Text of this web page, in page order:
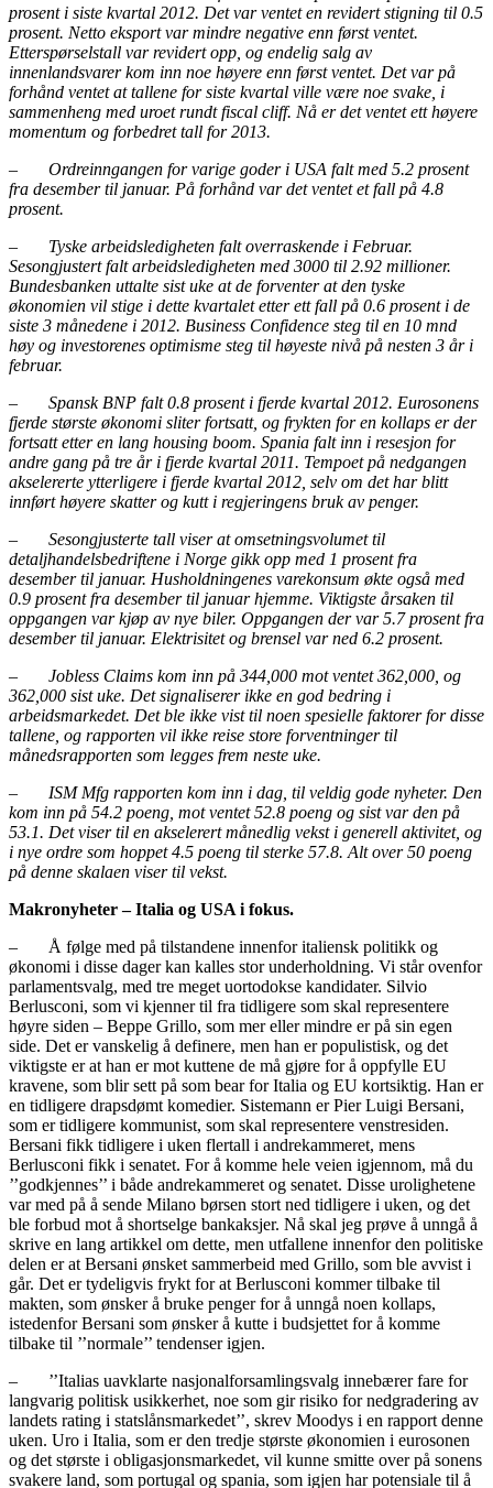
prosent i siste kvartal 2012. Det var ventet en revidert stigning til 0.5
prosent. Netto eksport var mindre negative enn først ventet.
Etterspørselstall var revidert opp, og endelig salg av
innenlandsvarer kom inn noe høyere enn først ventet. Det var på
forhånd ventet at tallene for siste kvartal ville være noe svake, i
sammenheng med uroet rundt fiscal cliff. Nå er det ventet ett høyere
momentum og forbedret tall for 2013.
– Ordreinngangen for varige goder i USA falt med 5.2 prosent
fra desember til januar. På forhånd var det ventet et fall på 4.8
prosent.
– Tyske arbeidsledigheten falt overraskende i Februar.
Sesongjustert falt arbeidsledigheten med 3000 til 2.92 millioner.
Bundesbanken uttalte sist uke at de forventer at den tyske
økonomien vil stige i dette kvartalet etter ett fall på 0.6 prosent i de
siste 3 månedene i 2012. Business Confidence steg til en 10 mnd
høy og investorenes optimisme steg til høyeste nivå på nesten 3 år i
februar.
– Spansk BNP falt 0.8 prosent i fjerde kvartal 2012. Eurosonens
fjerde største økonomi sliter fortsatt, og frykten for en kollaps er der
fortsatt etter en lang housing boom. Spania falt inn i resesjon for
andre gang på tre år i fjerde kvartal 2011. Tempoet på nedgangen
akselererte ytterligere i fjerde kvartal 2012, selv om det har blitt
innført høyere skatter og kutt i regjeringens bruk av penger.
– Sesongjusterte tall viser at omsetningsvolumet til
detaljhandelsbedriftene i Norge gikk opp med 1 prosent fra
desember til januar. Husholdningenes varekonsum økte også med
0.9 prosent fra desember til januar hjemme. Viktigste årsaken til
oppgangen var kjøp av nye biler. Oppgangen der var 5.7 prosent fra
desember til januar. Elektrisitet og brensel var ned 6.2 prosent.
– Jobless Claims kom inn på 344,000 mot ventet 362,000, og
362,000 sist uke. Det signaliserer ikke en god bedring i
arbeidsmarkedet. Det ble ikke vist til noen spesielle faktorer for disse
tallene, og rapporten vil ikke reise store forventninger til
månedsrapporten som legges frem neste uke.
– ISM Mfg rapporten kom inn i dag, til veldig gode nyheter. Den
kom inn på 54.2 poeng, mot ventet 52.8 poeng og sist var den på
53.1. Det viser til en akselerert månedlig vekst i generell aktivitet, og
i nye ordre som hoppet 4.5 poeng til sterke 57.8. Alt over 50 poeng
på denne skalaen viser til vekst.
Makronyheter – Italia og USA i fokus.
– Å følge med på tilstandene innenfor italiensk politikk og
økonomi i disse dager kan kalles stor underholdning. Vi står ovenfor
parlamentsvalg, med tre meget uortodokse kandidater. Silvio
Berlusconi, som vi kjenner til fra tidligere som skal representere
høyre siden – Beppe Grillo, som mer eller mindre er på sin egen
side. Det er vanskelig å definere, men han er populistisk, og det
viktigste er at han er mot kuttene de må gjøre for å oppfylle EU
kravene, som blir sett på som bear for Italia og EU kortsiktig. Han er
en tidligere drapsdømt komedier. Sistemann er Pier Luigi Bersani,
som er tidligere kommunist, som skal representere venstresiden.
Bersani fikk tidligere i uken flertall i andrekammeret, mens
Berlusconi fikk i senatet. For å komme hele veien igjennom, må du
’’godkjennes’’ i både andrekammeret og senatet. Disse urolighetene
var med på å sende Milano børsen stort ned tidligere i uken, og det
ble forbud mot å shortselge bankaksjer. Nå skal jeg prøve å unngå å
skrive en lang artikkel om dette, men utfallene innenfor den politiske
delen er at Bersani ønsket sammerbeid med Grillo, som ble avvist i
går. Det er tydeligvis frykt for at Berlusconi kommer tilbake til
makten, som ønsker å bruke penger for å unngå noen kollaps,
istedenfor Bersani som ønsker å kutte i budsjettet for å komme
tilbake til ’’normale’’ tendenser igjen.
– ’’Italias uavklarte nasjonalforsamlingsvalg innebærer fare for
langvarig politisk usikkerhet, noe som gir risiko for nedgradering av
landets rating i statslånsmarkedet’’, skrev Moodys i en rapport denne
uken. Uro i Italia, som er den tredje største økonomien i eurosonen
og det største i obligasjonsmarkedet, vil kunne smitte over på sonens
svakere land, som portugal og spania, som igjen har potensiale til å